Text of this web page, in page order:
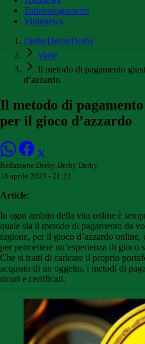
Tuttobolognaweb
Violanews
DerbyDerbyDerby
Varie
Il metodo di pagamento
d’azzardo
Il metodo di
per il gioco d’azzardo
Redazione Derby Derby Derby
18 aprile 2025 - 21:21
Article:
In ogni ambito della vita online è
quale sia il metodo di pagamento da
ragione, per il gioco d’azzardo online,
per permettere un’esperienza di gioco
Che si tratti di caricare il proprio
acquisto di un oggetto, i metodi di
sicuri e certificati.